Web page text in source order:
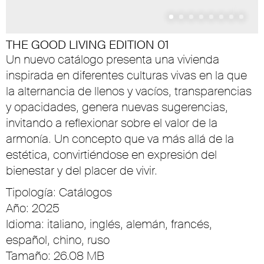
THE GOOD LIVING EDITION 01
Un nuevo catálogo presenta una vivienda
inspirada en diferentes culturas vivas en la que
la alternancia de llenos y vacíos, transparencias
y opacidades, genera nuevas sugerencias,
invitando a reflexionar sobre el valor de la
armonía. Un concepto que va más allá de la
estética, convirtiéndose en expresión del
bienestar y del placer de vivir.
Tipología: Catálogos
Año: 2025
Idioma: italiano, inglés, alemán, francés,
español, chino, ruso
Tamaño: 26.08 MB